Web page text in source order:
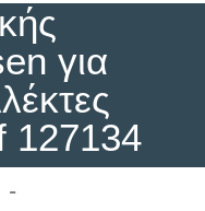
για
127134